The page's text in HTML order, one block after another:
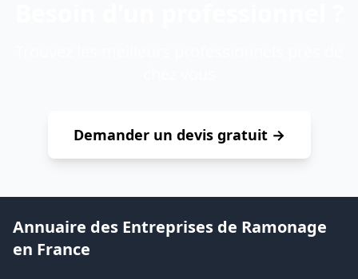
Demander un devis gratuit →
Annuaire des Entreprises de Ramonage
en France